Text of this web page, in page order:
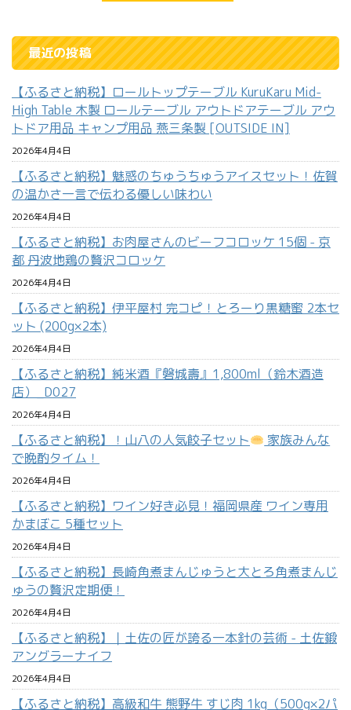
最近の投稿
【ふるさと納税】ロールトップテーブル KuruKaru Mid-
High Table 木製 ロールテーブル アウトドアテーブル アウ
トドア用品 キャンプ用品 燕三条製 [OUTSIDE IN]
2026年4月4日
【ふるさと納税】魅惑のちゅうちゅうアイスセット！佐賀
の温かさ一言で伝わる優しい味わい
2026年4月4日
【ふるさと納税】お肉屋さんのビーフコロッケ 15個 - 京
都 丹波地鶏の贅沢コロッケ
2026年4月4日
【ふるさと納税】伊平屋村 完コピ！とろーり黒糖蜜 2本セ
ット (200g×2本)
2026年4月4日
【ふるさと納税】純米酒『磐城壽』1,800ml（鈴木酒造
店）_D027
2026年4月4日
【ふるさと納税】！山八の人気餃子セット
家族みんな
で晩酌タイム！
2026年4月4日
【ふるさと納税】ワイン好き必見！福岡県産 ワイン専用
かまぼこ 5種セット
2026年4月4日
【ふるさと納税】長崎角煮まんじゅうと大とろ角煮まんじ
ゅうの贅沢定期便！
2026年4月4日
【ふるさと納税】｜土佐の匠が誇る一本針の芸術 - 土佐鍛
アングラーナイフ
2026年4月4日
【ふるさと納税】高級和牛 熊野牛 すじ肉 1kg（500g×2パ